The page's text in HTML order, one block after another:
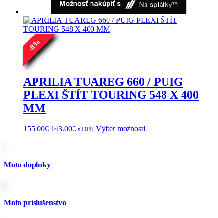
bola:
510.00€.
je:
451.00€.
-
8
%
APRILIA TUAREG 660 / PUIG
PLEXI ŠTÍT TOURING 548 X 400
MM
155.00€ Pôvodná
143.00€Aktuálna
s DPH Výber možnostíTento
Moto doplnky
Moto príslušenstvo